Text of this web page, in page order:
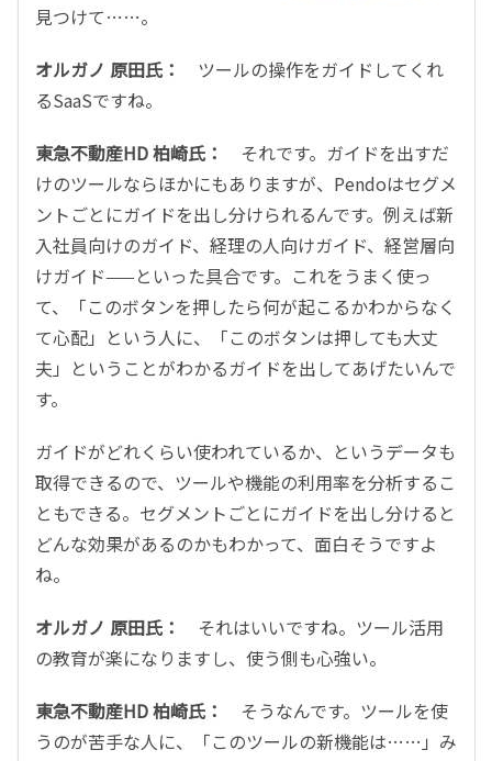
見つけて……。
オルガノ 原田氏：
ツールの操作をガイドしてくれ
るSaaSですね。
東急不動産HD 柏崎氏：
それです。ガイドを出すだ
けのツールならほかにもありますが、Pendoはセグメ
ントごとにガイドを出し分けられるんです。例えば新
入社員向けのガイド、経理の人向けガイド、経営層向
けガイド——といった具合です。これをうまく使っ
て、「このボタンを押したら何が起こるかわからなく
て心配」という人に、「このボタンは押しても大丈
夫」ということがわかるガイドを出してあげたいんで
す。
ガイドがどれくらい使われているか、というデータも
取得できるので、ツールや機能の利用率を分析するこ
ともできる。セグメントごとにガイドを出し分けると
どんな効果があるのかもわかって、面白そうですよ
ね。
オルガノ 原田氏：
それはいいですね。ツール活用
の教育が楽になりますし、使う側も心強い。
東急不動産HD 柏崎氏：
そうなんです。ツールを使
うのが苦手な人に、「このツールの新機能は……」み